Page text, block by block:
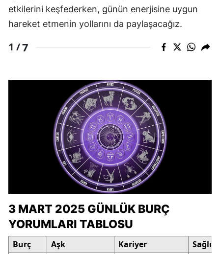
etkilerini keşfederken, günün enerjisine uygun
hareket etmenin yollarını da paylaşacağız.
1 /7
3 MART 2025 GÜNLÜK BURÇ
YORUMLARI TABLOSU
Burç Aşk Kariyer Sağlık